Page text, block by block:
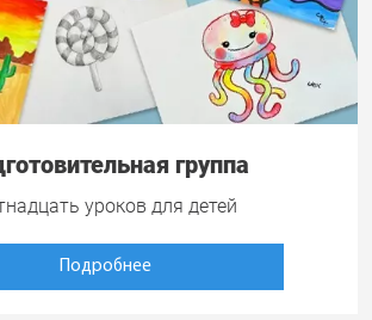
группа
уроков для детей
Подробнее